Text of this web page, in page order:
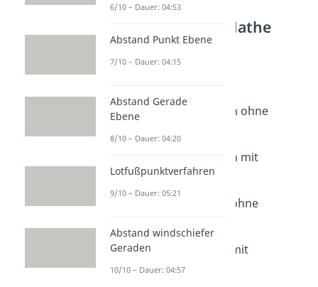
Weitere Inhalte: Mathe
Grundlagen
Kombinatorik
Dauer: 04:37
Ziehen ohne Zurücklegen ohne
Dauer: 03:28
Ziehen ohne Zurücklegen mit
Reihenfolge
Dauer: 02:14
Ziehen mit Zurücklegen ohne
Dauer: 02:32
Ziehen mit Zurücklegen mit
Reihenfolge
6/10 – Dauer: 04:53
Abstand Punkt Ebene
7/10 – Dauer: 04:15
Abstand Gerade
Ebene
8/10 – Dauer: 04:20
Lotfußpunktverfahren
9/10 – Dauer: 05:21
Abstand windschiefer
Geraden
10/10 – Dauer: 04:57